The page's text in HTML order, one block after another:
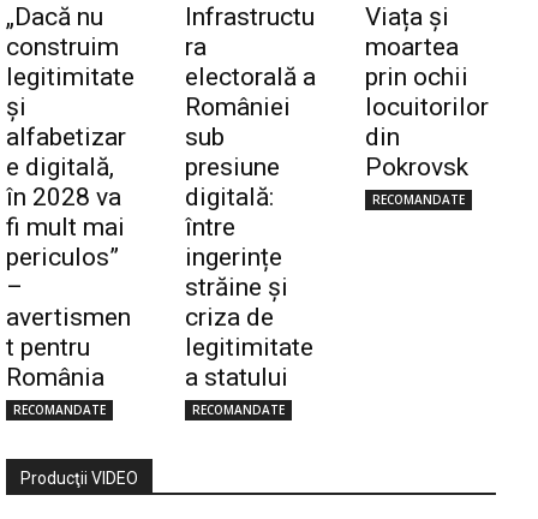
„Dacă nu
construim
legitimitate
și
alfabetizar
e digitală,
în 2028 va
fi mult mai
periculos”
–
avertismen
t pentru
România
RECOMANDATE
Infrastructu
ra
electorală a
României
sub
presiune
digitală:
între
ingerințe
străine și
criza de
legitimitate
a statului
RECOMANDATE
Viața și
moartea
prin ochii
locuitorilor
din
Pokrovsk
RECOMANDATE
Producţii VIDEO